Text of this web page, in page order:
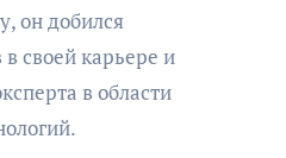
он добился
своей карьере и
в области